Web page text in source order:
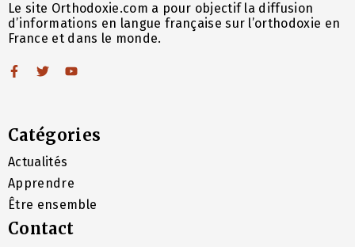
Le site Orthodoxie.com a pour objectif la diffusion
d’informations en langue française sur l’orthodoxie en
France et dans le monde.
Catégories
Actualités
Apprendre
Être ensemble
Contact